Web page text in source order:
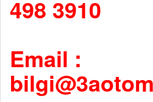
498 3910
Email :